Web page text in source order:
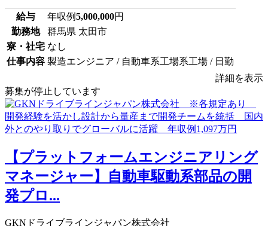
給与 年収例5,000,000円
勤務地
群馬県 太田市
寮・社宅 なし
仕事内容 製造エンジニア / 自動車系工場系工場 / 日勤
詳細を表示
募集が停止しています
【プラットフォームエンジニアリング
マネージャー】自動車駆動系部品の開
発プロ...
GKNドライブラインジャパン株式会社